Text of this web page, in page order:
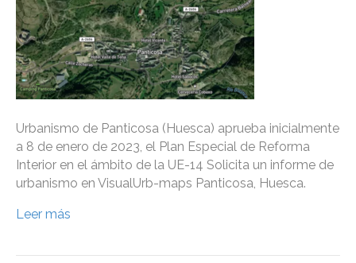
Urbanismo de Panticosa (Huesca) aprueba inicialmente
a 8 de enero de 2023, el Plan Especial de Reforma
Interior en el ámbito de la UE-14 Solicita un informe de
urbanismo en VisualUrb-maps Panticosa, Huesca.
Leer más